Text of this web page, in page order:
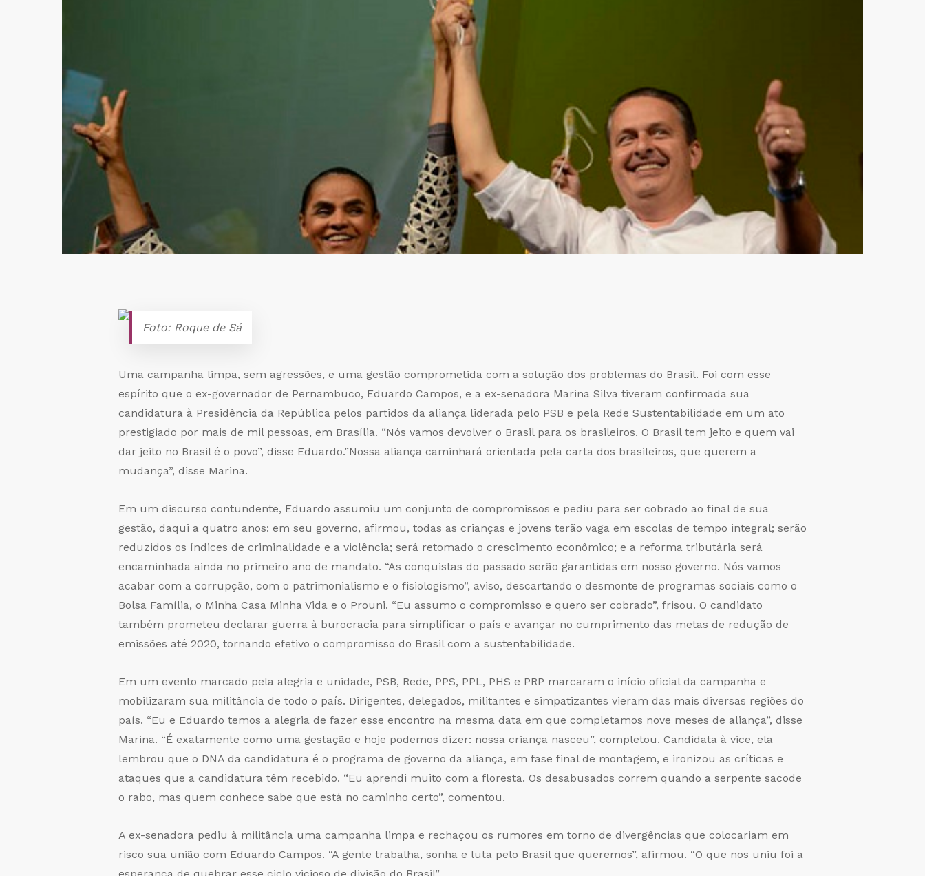
Foto: Roque de Sá
Uma campanha limpa, sem agressões, e uma gestão comprometida com a solução dos problemas do Brasil. Foi com esse
espírito que o ex-governador de Pernambuco, Eduardo Campos, e a ex-senadora Marina Silva tiveram confirmada sua
candidatura à Presidência da República pelos partidos da aliança liderada pelo PSB e pela Rede Sustentabilidade em um ato
prestigiado por mais de mil pessoas, em Brasília. “Nós vamos devolver o Brasil para os brasileiros. O Brasil tem jeito e quem vai
dar jeito no Brasil é o povo”, disse Eduardo.”Nossa aliança caminhará orientada pela carta dos brasileiros, que querem a
mudança”, disse Marina.
Em um discurso contundente, Eduardo assumiu um conjunto de compromissos e pediu para ser cobrado ao final de sua
gestão, daqui a quatro anos: em seu governo, afirmou, todas as crianças e jovens terão vaga em escolas de tempo integral; serão
reduzidos os índices de criminalidade e a violência; será retomado o crescimento econômico; e a reforma tributária será
encaminhada ainda no primeiro ano de mandato. “As conquistas do passado serão garantidas em nosso governo. Nós vamos
acabar com a corrupção, com o patrimonialismo e o fisiologismo”, aviso, descartando o desmonte de programas sociais como o
Bolsa Família, o Minha Casa Minha Vida e o Prouni. “Eu assumo o compromisso e quero ser cobrado”, frisou. O candidato
também prometeu declarar guerra à burocracia para simplificar o país e avançar no cumprimento das metas de redução de
emissões até 2020, tornando efetivo o compromisso do Brasil com a sustentabilidade.
Em um evento marcado pela alegria e unidade, PSB, Rede, PPS, PPL, PHS e PRP marcaram o início oficial da campanha e
mobilizaram sua militância de todo o país. Dirigentes, delegados, militantes e simpatizantes vieram das mais diversas regiões do
país. “Eu e Eduardo temos a alegria de fazer esse encontro na mesma data em que completamos nove meses de aliança”, disse
Marina. “É exatamente como uma gestação e hoje podemos dizer: nossa criança nasceu”, completou. Candidata à vice, ela
lembrou que o DNA da candidatura é o programa de governo da aliança, em fase final de montagem, e ironizou as críticas e
ataques que a candidatura têm recebido. “Eu aprendi muito com a floresta. Os desabusados correm quando a serpente sacode
o rabo, mas quem conhece sabe que está no caminho certo”, comentou.
A ex-senadora pediu à militância uma campanha limpa e rechaçou os rumores em torno de divergências que colocariam em
risco sua união com Eduardo Campos. “A gente trabalha, sonha e luta pelo Brasil que queremos”, afirmou. “O que nos uniu foi a